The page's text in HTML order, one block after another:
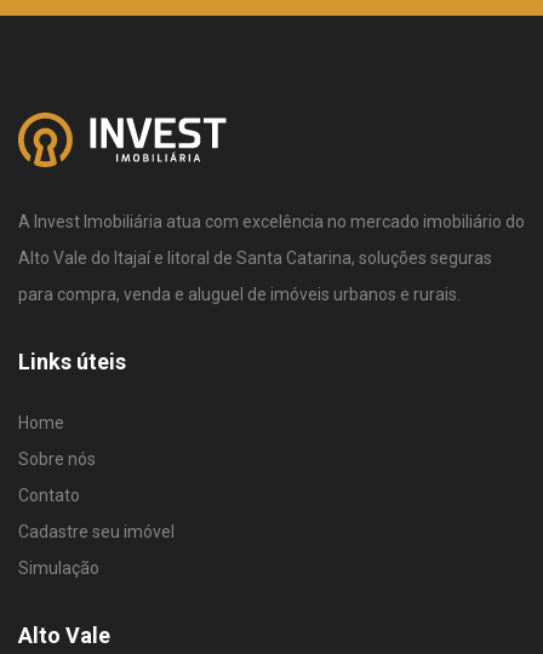
A Invest Imobiliária atua com excelência no mercado imobiliário do
Alto Vale do Itajaí e litoral de Santa Catarina, soluções seguras
para compra, venda e aluguel de imóveis urbanos e rurais.
Links úteis
Home
Sobre nós
Contato
Cadastre seu imóvel
Simulação
Alto Vale